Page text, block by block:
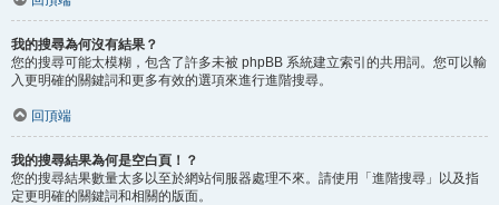
我的搜尋為何沒有結果？
您的搜尋可能太模糊，包含了許多未被 phpBB 系統建立索引的共用詞。您可以輸
入更明確的關鍵詞和更多有效的選項來進行進階搜尋。
回頂端
我的搜尋結果為何是空白頁！？
您的搜尋結果數量太多以至於網站伺服器處理不來。請使用「進階搜尋」以及指
定更明確的關鍵詞和相關的版面。